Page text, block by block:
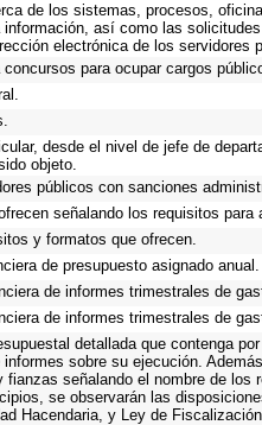
de los sistemas, procesos,
así como las
electrónica de los servidores
para ocupar cargos
desde el nivel de jefe de
objeto.
públicos con sanciones
señalando los requisitos para
y formatos que ofrecen.
de presupuesto asignado anual.
de informes trimestrales de
de informes trimestrales de
detallada que contenga
sobre su ejecución.
señalando el nombre de
se observarán las
Hacendaria, y Ley de